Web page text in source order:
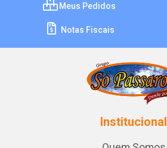
Meus Pedidos
Notas Fiscais
Institucional